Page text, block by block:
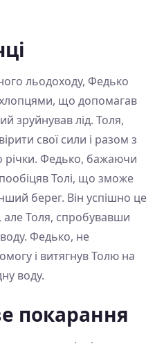
льодоходу, Федько
що допомагав
зруйнував лід. Толя,
свої сили і разом з
Федько, бажаючи
Толі, що зможе
берег. Він успішно це
але Толя, спробувавши
Федько, не
і витягнув Толю на
воду.
покарання